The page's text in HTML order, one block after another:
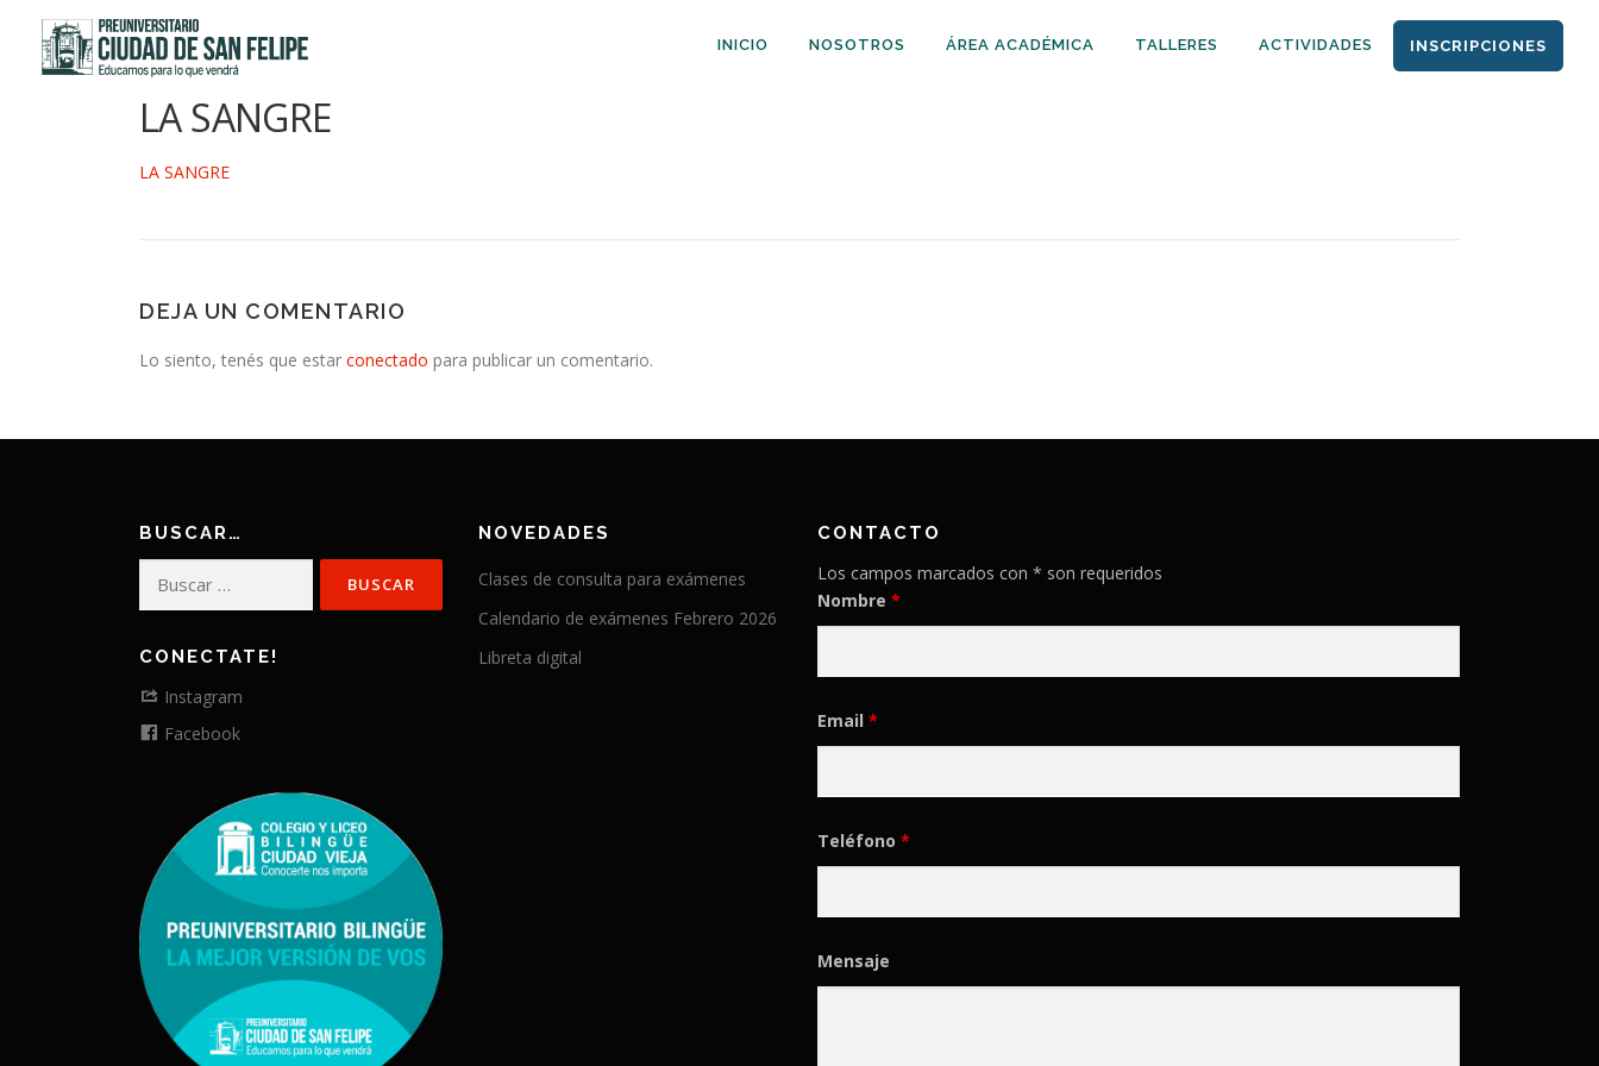
contenido
INICIO NOSOTROS ÁREA ACADÉMICA TALLERES ACTIVIDADES INSCRIPCIONES
LA SANGRE
LA SANGRE
DEJA UN COMENTARIO
Lo siento, tenés que estar conectado para publicar un comentario.
BUSCAR…
CONECTATE!
Instagram
Facebook
NOVEDADES
Clases de consulta para exámenes
Calendario de exámenes Febrero 2026
Libreta digital
CONTACTO
Los campos marcados con * son requeridos
Nombre *
Email *
Teléfono *
Mensaje